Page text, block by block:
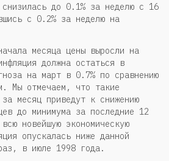
снизилась до 0.1% за неделю с 16
с 0.2% за неделю на
месяца цены выросли на
должна остаться в
на март в 0.7% по сравнению
Мы отмечаем, что такие
за месяц приведут к снижению
до минимума за последние 12
новейшую экономическую
опускалась ниже данной
в июле 1998 года.